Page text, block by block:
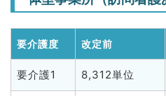
要介護度 改定前
要介護1 8,312単位